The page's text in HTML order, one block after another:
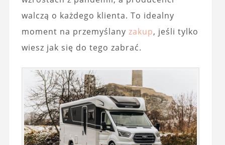
walczą o każdego klienta. To idealny
moment na przemyślany zakup, jeśli tylko
wiesz jak się do tego zabrać.